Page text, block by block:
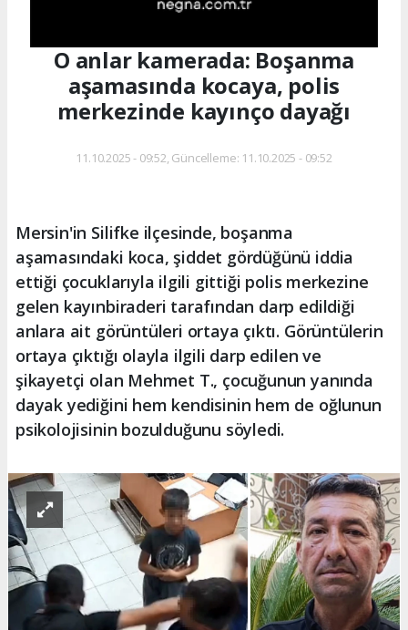
O anlar kamerada: Boşanma
aşamasında kocaya, polis
merkezinde kayınço dayağı
11.10.2025 - 09:52, Güncelleme: 11.10.2025 - 09:52
Mersin'in Silifke ilçesinde, boşanma
aşamasındaki koca, şiddet gördüğünü iddia
ettiği çocuklarıyla ilgili gittiği polis merkezine
gelen kayınbiraderi tarafından darp edildiği
anlara ait görüntüleri ortaya çıktı. Görüntülerin
ortaya çıktığı olayla ilgili darp edilen ve
şikayetçi olan Mehmet T., çocuğunun yanında
dayak yediğini hem kendisinin hem de oğlunun
psikolojisinin bozulduğunu söyledi.